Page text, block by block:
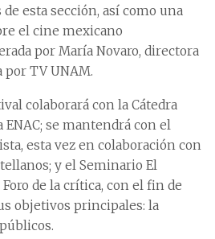
esta sección, así como una
el cine mexicano
por María Novaro, directora
TV UNAM.
colaborará con la Cátedra
se mantendrá con el
esta vez en colaboración con
y el Seminario El
de la crítica, con el fin de
objetivos principales: la